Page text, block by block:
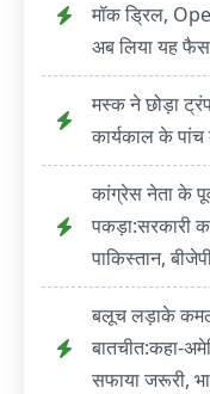
मॉक ड्रिल,
अब लिया यह
मस्क ने छोड़ा
कार्यकाल के पांच
कांग्रेस नेता के
पकड़ा:सरकारी
पाकिस्तान,
बलूच लड़ाके
बातचीत:कहा-
सफाया जरूरी,